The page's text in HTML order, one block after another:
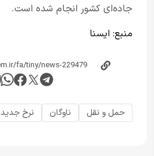
جاده‌ای کشور انجام شده است.
منبع: ایسنا
حمل و نقل ناوگان نرخ جدید